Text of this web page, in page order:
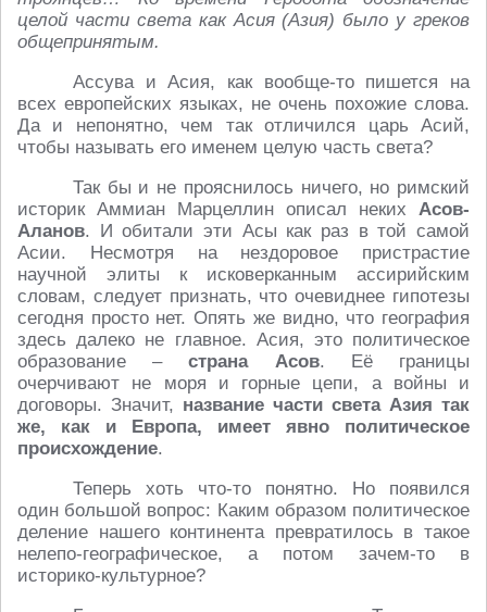
целой части света как Асия (Азия) было у греков
общепринятым.
Ассува и Асия, как вообще-то пишется на
всех европейских языках, не очень похожие слова.
Да и непонятно, чем так отличился царь Асий,
чтобы называть его именем целую часть света?
Так бы и не прояснилось ничего, но римский
историк Аммиан Марцеллин описал неких Асов-
Аланов. И обитали эти Асы как раз в той самой
Асии. Несмотря на нездоровое пристрастие
научной элиты к исковерканным ассирийским
словам, следует признать, что очевиднее гипотезы
сегодня просто нет. Опять же видно, что география
здесь далеко не главное. Асия, это политическое
образование –страна Асов. Её границы
очерчивают не моря и горные цепи, а войны и
договоры. Значит, название части света Азия так
же, как и Европа, имеет явно политическое
происхождение.
Теперь хоть что-то понятно. Но появился
один большой вопрос: Каким образом политическое
деление нашего континента превратилось в такое
нелепо-географическое, а потом зачем-то в
историко-культурное?